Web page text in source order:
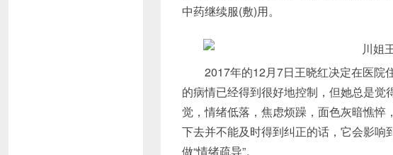
中药继续服(敷)用。
2017年的12月7日王晓红决定在医院
的病情已经得到很好地控制，但她总是
觉，情绪低落，焦虑烦躁，面色灰暗憔
下去并不能及时得到纠正的话，它会影
做“情绪疏导”。